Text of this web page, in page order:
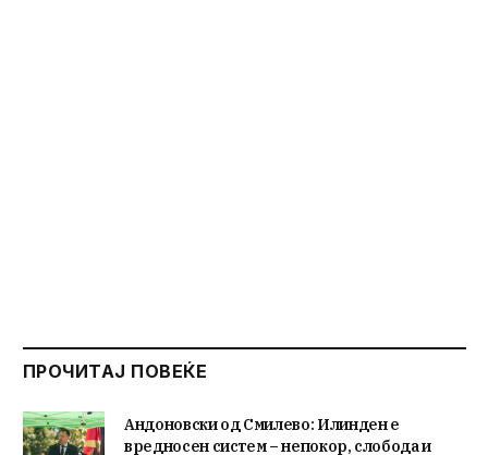
ПРОЧИТАЈ ПОВЕЌЕ
Андоновски од Смилево: Илинден е
вредносен систем – непокор, слобода и